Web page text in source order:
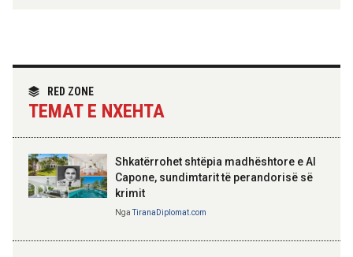
partneritetit strategjik
RED ZONE
TEMAT E NXEHTA
Shkatërrohet shtëpia madhështore e Al
Capone, sundimtarit të perandorisë së
krimit
NgaTiranaDiplomat.com